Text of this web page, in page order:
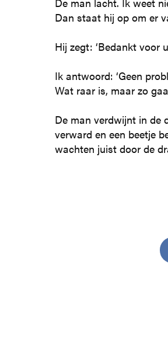
Dan staat hij op om er
Hij zegt: ‘Bedankt voor
Ik antwoord: ‘Geen
Wat raar is, maar zo
De man verdwijnt in de
verward en een beetje
wachten juist door de